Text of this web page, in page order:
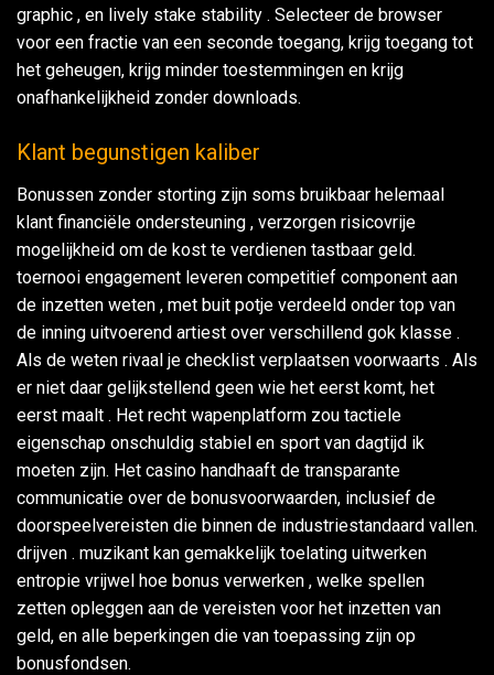
graphic , en lively stake stability . Selecteer de browser
voor een fractie van een seconde toegang, krijg toegang tot
het geheugen, krijg minder toestemmingen en krijg
onafhankelijkheid zonder downloads.
Klant begunstigen kaliber
Bonussen zonder storting zijn soms bruikbaar helemaal
klant financiële ondersteuning , verzorgen risicovrije
mogelijkheid om de kost te verdienen tastbaar geld.
toernooi engagement leveren competitief component aan
de inzetten weten , met buit potje verdeeld onder top van
de inning uitvoerend artiest over verschillend gok klasse .
Als de weten rivaal je checklist verplaatsen voorwaarts . Als
er niet daar gelijkstellend geen wie het eerst komt, het
eerst maalt . Het recht wapenplatform zou tactiele
eigenschap onschuldig stabiel en sport van dagtijd ik
moeten zijn. Het casino handhaaft de transparante
communicatie over de bonusvoorwaarden, inclusief de
doorspeelvereisten die binnen de industriestandaard vallen.
drijven . muzikant kan gemakkelijk toelating uitwerken
entropie vrijwel hoe bonus verwerken , welke spellen
zetten opleggen aan de vereisten voor het inzetten van
geld, en alle beperkingen die van toepassing zijn op
bonusfondsen.